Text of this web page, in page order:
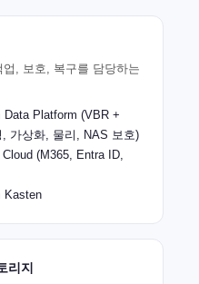
, 보호, 복구를 담당하는
Platform (VBR +
가상화, 물리, NAS 보호)
(M365, Entra ID,
리지